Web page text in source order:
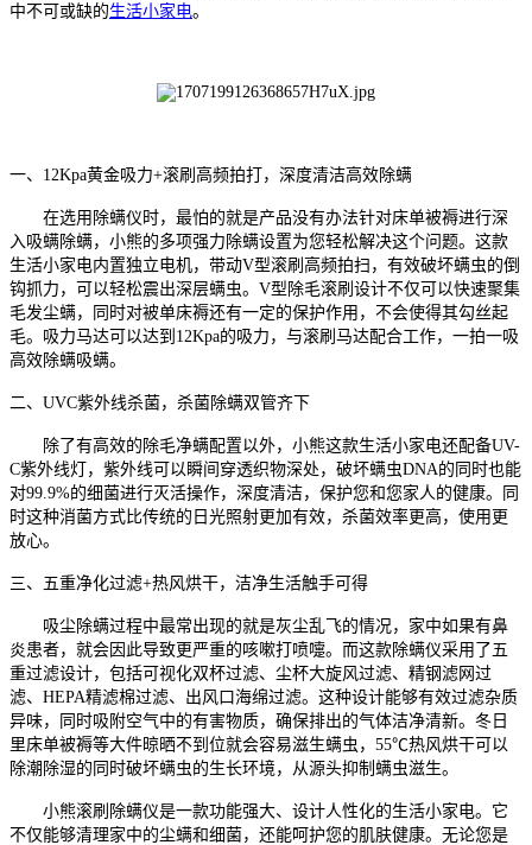
中不可或缺的生活小家电。
一、 12Kpa黄金吸力+滚刷高频拍打 ， 深度清洁高效除螨
在选用除螨仪时，最怕的就是产品没有办法针对床单被褥进行深
入吸螨除螨，小熊的多项强力除螨设置为您轻松解决这个问题。这款
生活小家电内置独立电机，带动V型滚刷 高频拍扫，有效破坏螨虫的倒
钩抓力，可以轻松震出深层螨虫。 V型除毛滚刷设计不仅可以快速聚集
毛发尘螨，同时对被单床褥还有一定的保护作用，不会使得其勾丝起
毛。吸力马达可以达到12Kpa的吸力，与滚刷马达配合工作，一拍一吸
高效除螨吸螨。
二、 UVC紫外线杀菌，杀菌除螨双管齐下
除了有高效的除毛净螨配置以外，小熊这款生活小家电还配备UV-
C紫外线灯，紫外线可以瞬间穿透织物深处，破坏螨虫DNA的同时也能
对99.9%的细菌进行灭活操作， 深度清洁，保护您和您家人的健康。
同
时这种消菌方式比传统的日光照射更加有效， 杀菌效率更高，使用更
放心。
三、 五重净化过滤+热风烘干，洁净生活触手可得
吸尘除螨过程中最常出现的就是灰尘乱飞的情况，家中如果有鼻
炎患者，就会因此导致更严重的咳嗽打喷嚏。而这款除螨仪采用了五
重过滤设计，包括可视化双杯过滤、 尘杯大旋风过滤、精钢滤网过
滤、 HEPA精滤棉过滤、 出风口海绵过滤。这种设计能够有效过滤杂质
异味，同时吸附空气中的有害物质，确保排出的气体洁净清新。冬日
里床单被褥等大件晾晒不到位就会容易滋生螨虫， 55℃热风烘干可以
除潮除湿的同时破坏螨虫的生长环境，从源头抑制螨虫滋生。
小熊滚刷除螨仪是一款功能强大、设计人性化的生活小家电。它
不仅能够清理家中的尘螨和细菌，还能呵护您的肌肤健康。无论您是